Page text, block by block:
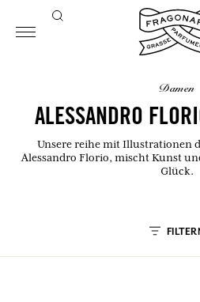
damen
ALESSANDRO
Unsere reihe mit Illustrationen
Alessandro Florio, mischt Kunst
Glück.